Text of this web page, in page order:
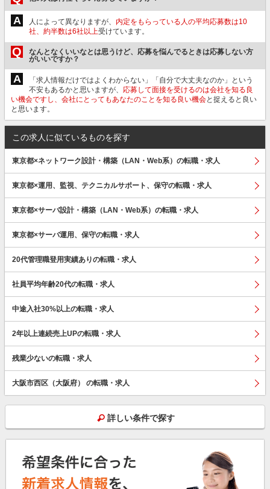
A 人によって異なりますが、 内定をもらっている人の平均応募数は10
社、約半数は6社以上受けています。
Q
なんとなくいいなとは思うけど、応募を悩んでるときは応募しない方
がいいですか？
A
「求人情報だけではよくわからない」「自分で大丈夫なのか」という
不安もあるかと思いますが、 応募して面接を受けるのは会社を知る良
い機会ですし、会社にとってもあなたのことを知る良い機会と捉えると良い
と思います。
この求人に似ているものを探す
東京都×ネットワーク設計・構築（LAN・Web系）の転職・求人
東京都×運用、監視、テクニカルサポート、保守の転職・求人
東京都×サーバ設計・構築（LAN・Web系）の転職・求人
東京都×サーバ運用、保守の転職・求人
20代管理職登用実績ありの転職・求人
社員平均年齢20代の転職・求人
中途入社30%以上の転職・求人
2年以上連続売上UPの転職・求人
残業少ないの転職・求人
大阪市西区（大阪府） の転職・求人
詳しい条件で探す